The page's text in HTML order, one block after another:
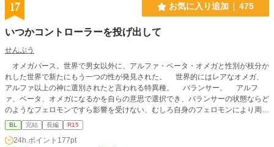
17 お気に入り追加 475
いつかコントローラーを投げ出して
せんぷう
オメガバース。世界で男女以外に、アルファ・ベータ・オメガと性別が枝分か
れした世界で新たにもう一つの性が発見された。 世界的にはレアなオメガ、
アルファ以上の神に選別されたと言われる特異種。 バランサー。 アルフ
ァ、ベータ、オメガになるかを自らの意思で選択でき、バランサーの状態ならど
のようなフェロモンですら影響を受けない、むしろ自身のフェロモンにより周囲
を調伏できる最強の性別。 これは、バランサーであることを隠した少年の少
し不運で不思議な出会いの物語。 裏社会のトップにして最強のアルファ攻め
× 最強種バランサーであることをそれとなく隠して生活する兄弟想いな受け
BL 完結 長編 R15
24h.ポイント 177pt